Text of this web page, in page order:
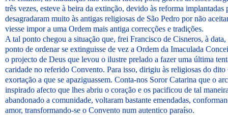
três vezes, esteve à beira da extinção, devido às reforma
desagradaram muito às antigas religiosas de São Pedro por não
viesse impor a uma Ordem mais antiga correcções e tradições.
A tal ponto chegou a situação que, frei Francisco de Cisneros, à
ponto de ordenar se extinguisse de vez a Ordem da Imaculada
o projecto de Deus que levou o ilustre prelado a fazer uma última
caridade no referido Convento. Para isso, dirigiu às religiosas do
exortação a que se apaziguassem. Conta-nos Soror Catarina que o
inspirado afecto que lhes abriu o coração e os pacificou de tal
abandonado a comunidade, voltaram bastante emendadas,
amor, transformando-se o Convento num autentico paraíso.